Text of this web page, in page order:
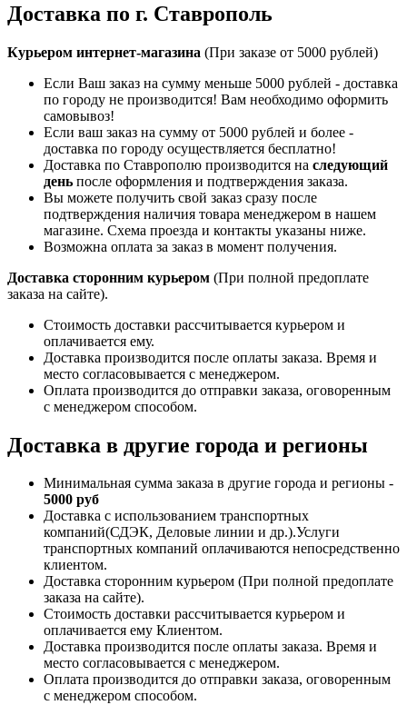
Доставка по г. Ставрополь
Курьером интернет-магазина (При заказе от 5000 рублей)
Если Ваш заказ на сумму меньше 5000 рублей - доставка
по городу не производится! Вам необходимо оформить
самовывоз!
Если ваш заказ на сумму от 5000 рублей и более -
доставка по городу осуществляется бесплатно!
Доставка по Ставрополю производится на следующий
день после оформления и подтверждения заказа.
Вы можете получить свой заказ сразу после
подтверждения наличия товара менеджером в нашем
магазине. Схема проезда и контакты указаны ниже.
Возможна оплата за заказ в момент получения.
Доставка сторонним курьером (При полной предоплате
заказа на сайте).
Стоимость доставки рассчитывается курьером и
оплачивается ему.
Доставка производится после оплаты заказа. Время и
место согласовывается с менеджером.
Оплата производится до отправки заказа, оговоренным
с менеджером способом.
Доставка в другие города и регионы
Минимальная сумма заказа в другие города и регионы -
5000 руб
Доставка с использованием транспортных
компаний(СДЭК, Деловые линии и др.).Услуги
транспортных компаний оплачиваются непосредственно
клиентом.
Доставка сторонним курьером (При полной предоплате
заказа на сайте).
Стоимость доставки рассчитывается курьером и
оплачивается ему Клиентом.
Доставка производится после оплаты заказа. Время и
место согласовывается с менеджером.
Оплата производится до отправки заказа, оговоренным
с менеджером способом.